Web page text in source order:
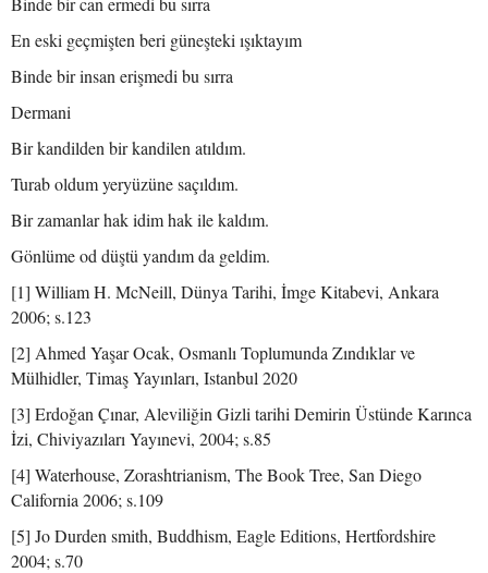
En eski geçmişten beri güneşteki ışıktayım
Binde bir insan erişmedi bu sırra
Dermani
Bir kandilden bir kandilen atıldım.
Turab oldum yeryüzüne saçıldım.
Bir zamanlar hak idim hak ile kaldım.
Gönlüme od düştü yandım da geldim.
[1] William H. McNeill, Dünya Tarihi, İmge Kitabevi, Ankara
2006; s.123
[2] Ahmed Yaşar Ocak, Osmanlı Toplumunda Zındıklar ve
Mülhidler, Timaş Yayınları, Istanbul 2020
[3] Erdoğan Çınar, Aleviliğin Gizli tarihi Demirin Üstünde Karınca
İzi, Chiviyazıları Yayınevi, 2004; s.85
[4] Waterhouse, Zorashtrianism, The Book Tree, San Diego
California 2006; s.109
[5] Jo Durden smith, Buddhism, Eagle Editions, Hertfordshire
2004; s.70